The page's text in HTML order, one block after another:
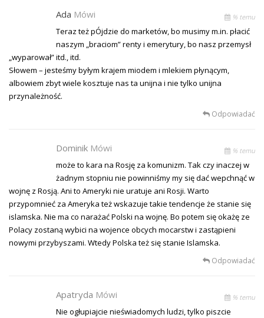
Ada Mówi % temu
Teraz też pÓjdzie do marketów, bo musimy m.in. płacić
naszym „braciom” renty i emerytury, bo nasz przemysł
„wyparował” itd., itd.
Słowem – jesteśmy byłym krajem miodem i mlekiem płynącym,
albowiem zbyt wiele kosztuje nas ta unijna i nie tylko unijna
przynależność.
Odpowiadać
Dominik Mówi % temu
może to kara na Rosję za komunizm. Tak czy inaczej w
żadnym stopniu nie powinniśmy my się dać wepchnąć w
wojnę z Rosją. Ani to Ameryki nie uratuje ani Rosji. Warto
przypomnieć za Ameryka też wskazuje takie tendencje że stanie się
islamska. Nie ma co narażać Polski na wojnę. Bo potem się okażę ze
Polacy zostaną wybici na wojence obcych mocarstw i zastąpieni
nowymi przybyszami. Wtedy Polska też się stanie Islamska.
Odpowiadać
Apatryda Mówi % temu
Nie ogłupiajcie nieświadomych ludzi, tylko piszcie